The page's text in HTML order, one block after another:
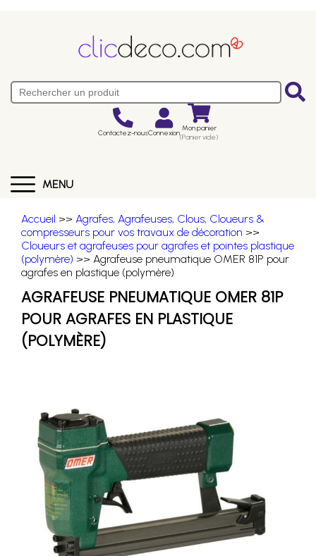
Contactez-nousConnexion Mon panier
(Panier vide)
MENU
Accueil >> Agrafes, Agrafeuses, Clous, Cloueurs &
compresseurs pour vos travaux de décoration >>
Cloueurs et agrafeuses pour agrafes et pointes plastique
(polymère) >> Agrafeuse pneumatique OMER 81P pour
agrafes en plastique (polymère)
AGRAFEUSE PNEUMATIQUE OMER 81P
POUR AGRAFES EN PLASTIQUE
(POLYMÈRE)